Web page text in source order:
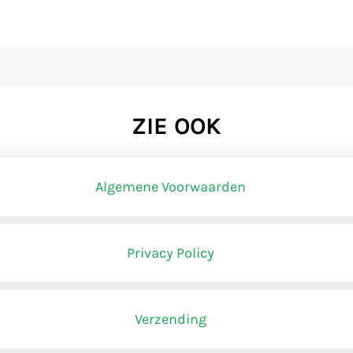
ZIE OOK
Algemene Voorwaarden
BEMIDDELINGSVOORWAARDEN
Privacy Policy
Verzending